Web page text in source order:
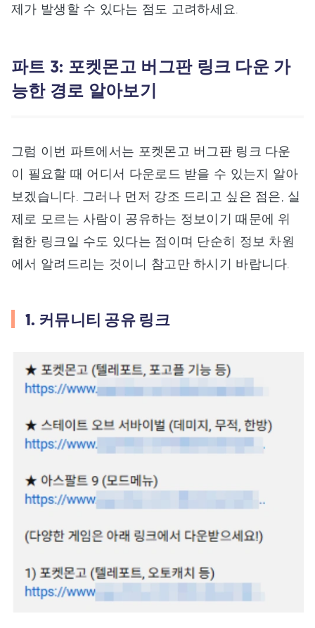
제가 발생할 수 있다는 점도 고려하세요.
파트 3: 포켓몬고 버그판 링크 다운 가
능한 경로 알아보기
그럼 이번 파트에서는 포켓몬고 버그판 링크 다운
이 필요할 때 어디서 다운로드 받을 수 있는지 알아
보겠습니다. 그러나 먼저 강조 드리고 싶은 점은, 실
제로 모르는 사람이 공유하는 정보이기 때문에 위
험한 링크일 수도 있다는 점이며 단순히 정보 차원
에서 알려드리는 것이니 참고만 하시기 바랍니다.
1. 커뮤니티 공유 링크